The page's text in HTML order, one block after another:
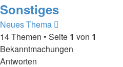
Sonstiges
Neues Thema
14 Themen • Seite 1 von 1
Bekanntmachungen
Antworten